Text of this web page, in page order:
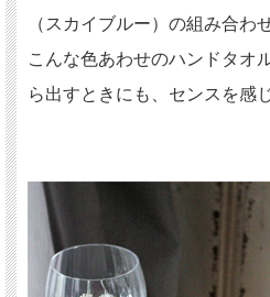
（スカイブルー）の組み合わせ
こんな色あわせのハンドタオ
ら出すときにも、センスを感